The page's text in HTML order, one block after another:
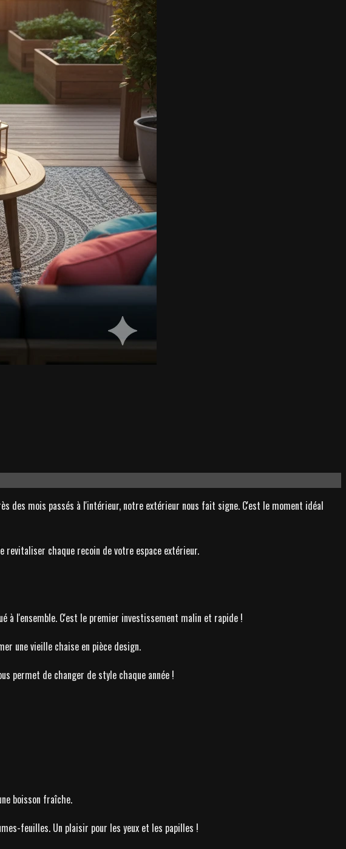
des mois passés à l'intérieur, notre extérieur nous fait signe. C'est le moment idéal
revitaliser chaque recoin de votre espace extérieur.
à l'ensemble. C'est le premier investissement malin et rapide !
une vieille chaise en pièce design.
permet de changer de style chaque année !
boisson fraîche.
feuilles. Un plaisir pour les yeux et les papilles !